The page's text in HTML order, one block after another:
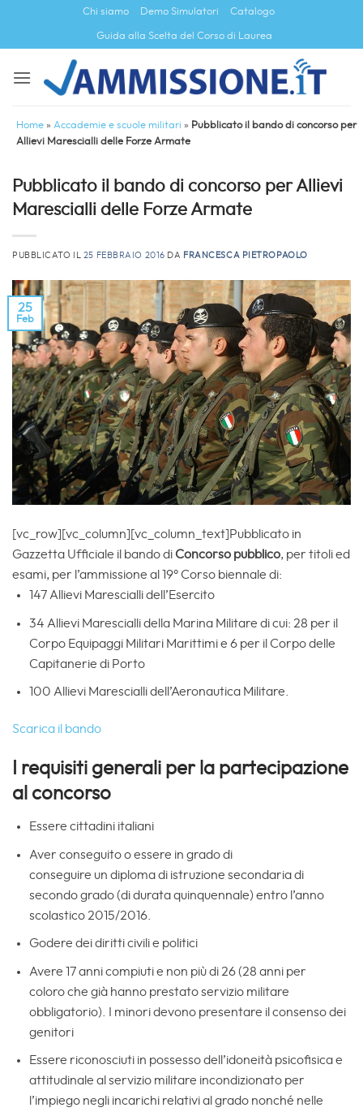
contenuti
Chi siamo Demo Simulatori Catalogo
Guida alla Scelta del Corso di Laurea
Home » Accademie e scuole militari » Pubblicato il bando di concorso per
Allievi Marescialli delle Forze Armate
Pubblicato il bando di concorso per Allievi
Marescialli delle Forze Armate
PUBBLICATO IL 25 FEBBRAIO 2016 DA FRANCESCA PIETROPAOLO
25
Feb
[vc_row][vc_column][vc_column_text]Pubblicato in
Gazzetta Ufficiale il bando di Concorso pubblico, per titoli ed
esami, per l’ammissione al 19° Corso biennale di:
147 Allievi Marescialli dell’Esercito
34 Allievi Marescialli della Marina Militare di cui: 28 per il
Corpo Equipaggi Militari Marittimi e 6 per il Corpo delle
Capitanerie di Porto
100 Allievi Marescialli dell’Aeronautica Militare.
Scarica il bando
I requisiti generali per la partecipazione
al concorso
Essere cittadini italiani
Aver conseguito o essere in grado di
conseguire un diploma di istruzione secondaria di
secondo grado (di durata quinquennale) entro l’anno
scolastico 2015/2016.
Godere dei diritti civili e politici
Avere 17 anni compiuti e non più di 26 (28 anni per
coloro che già hanno prestato servizio militare
obbligatorio). I minori devono presentare il consenso dei
genitori
Essere riconosciuti in possesso dell’idoneità psicofisica e
attitudinale al servizio militare incondizionato per
l’impiego negli incarichi relativi al grado nonché nelle